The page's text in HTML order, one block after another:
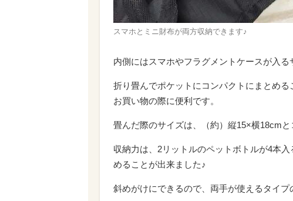
スマホとミニ財布が両方収納できます♪
内側にはスマホやフラグメントケースが入る
折り畳んでポケットにコンパクトにまとめ
お買い物の際に便利です。
畳んだ際のサイズは、（約）縦15×横18cmと
収納力は、2リットルのペットボトルが4本
めることが出来ました♪
斜めがけにできるので、両手が使えるタイプ